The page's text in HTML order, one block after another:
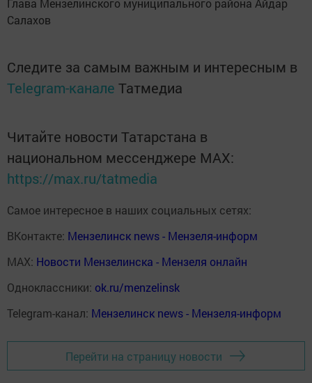
Глава Мензелинского муниципального района Айдар
Салахов
Следите за самым важным и интересным в
Telegram-канале Татмедиа
Читайте новости Татарстана в
национальном мессенджере MАХ:
https://max.ru/tatmedia
Самое интересное в наших социальных сетях:
ВКонтакте: Мензелинск news - Мензеля-информ
MAX: Новости Мензелинска - Мензеля онлайн
Одноклассники: ok.ru/menzelinsk
Telegram-канал: Мензелинск news - Мензеля-информ
Перейти на страницу новости